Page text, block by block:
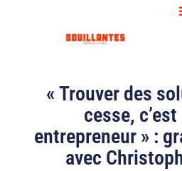
« Trouver des
cesse,
entrepreneur » :
avec